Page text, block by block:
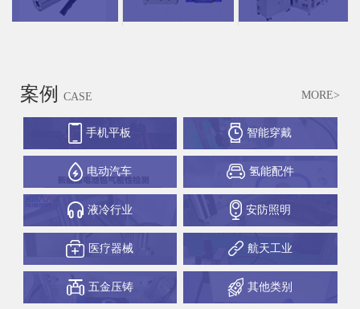
案例 CASE MORE>
手机平板 智能穿戴
电动汽车 氢能配件
液冷行业 安防照明
医疗器械 航天工业
五金压铸 其他类别